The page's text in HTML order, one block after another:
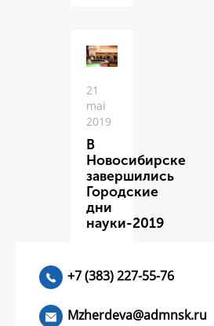
21
mai
2019
В
Новосибирске
завершились
Городские
дни
науки-2019
+7 (383) 227-55-76
Mzherdeva@admnsk.ru